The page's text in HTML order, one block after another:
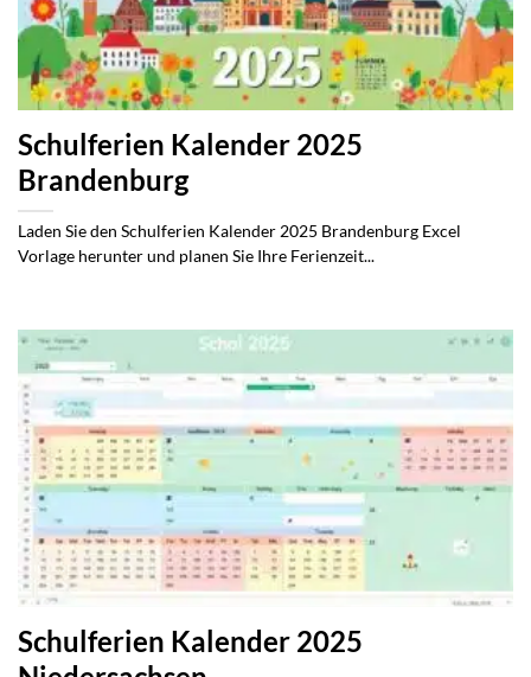
Schulferien Kalender 2025
Brandenburg
Laden Sie den Schulferien Kalender 2025 Brandenburg Excel
Vorlage herunter und planen Sie Ihre Ferienzeit...
Schulferien Kalender 2025